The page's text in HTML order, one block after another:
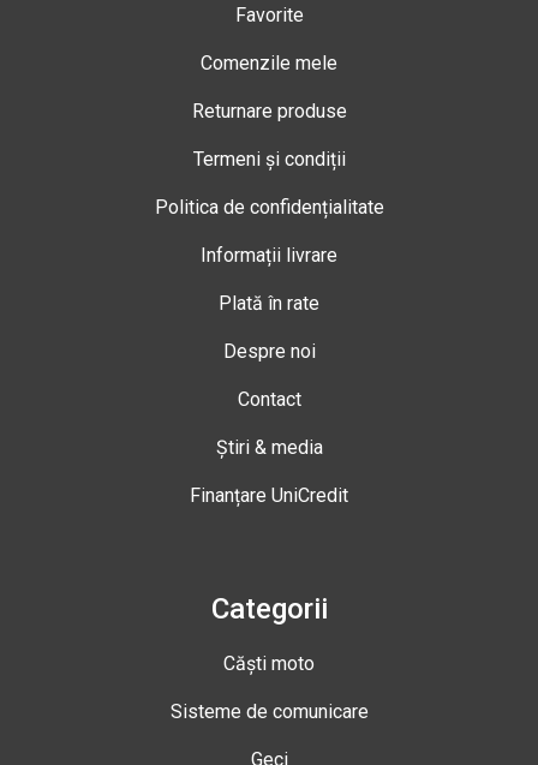
Favorite
Comenzile mele
Returnare produse
Termeni și condiții
Politica de confidențialitate
Informații livrare
Plată în rate
Despre noi
Contact
Știri & media
Finanțare UniCredit
Categorii
Căști moto
Sisteme de comunicare
Geci